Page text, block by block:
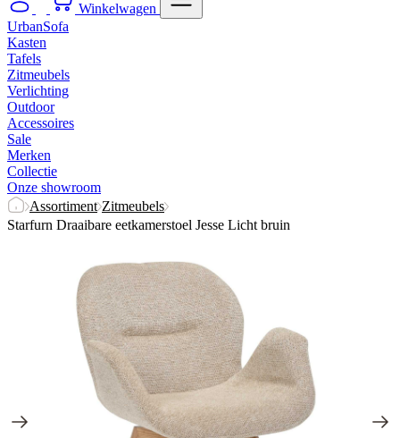
Winkelwagen
UrbanSofa
Kasten
Tafels
Zitmeubels
Verlichting
Outdoor
Accessoires
Sale
Merken
Collectie
Onze showroom
Assortiment Zitmeubels
Starfurn Draaibare eetkamerstoel Jesse Licht bruin